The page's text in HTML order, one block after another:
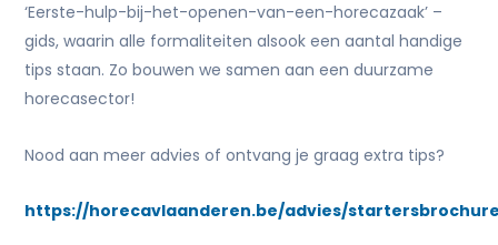
‘Eerste-hulp-bij-het-openen-van-een-horecazaak’ –
gids, waarin alle formaliteiten alsook een aantal handige
tips staan. Zo bouwen we samen aan een duurzame
horecasector!
Nood aan meer advies of ontvang je graag extra tips?
https://horecavlaanderen.be/advies/